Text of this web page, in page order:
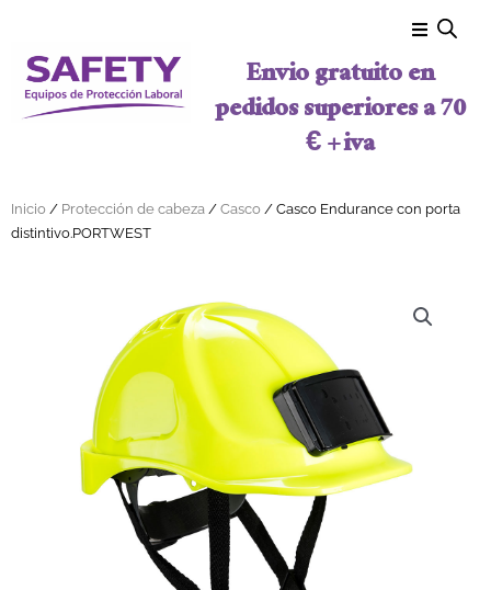
Envio gratuito en
pedidos superiores a 70
€ + iva
Inicio / Protección de cabeza / Casco / Casco Endurance con porta
distintivo.PORTWEST